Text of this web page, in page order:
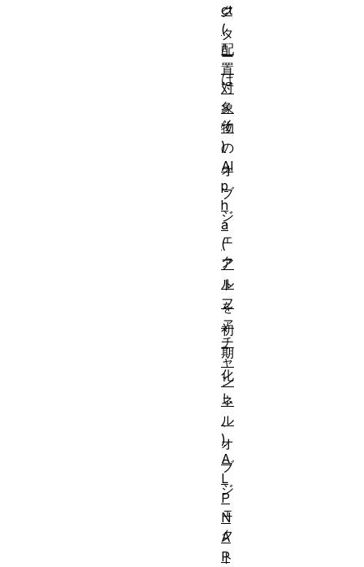
ク
タ
ー
は
、
そ
の
オ
ブ
ジ
ェ
ク
ト
を
初
期
化
し
、
オ
ブ
ジ
ェ
ク
ト
ct
(
配
置
対
象
物
)
Al
p
h
a
(
ア
ル
フ
ァ
チ
ャ
ン
ネ
ル
)
A
L
P
N
A
P